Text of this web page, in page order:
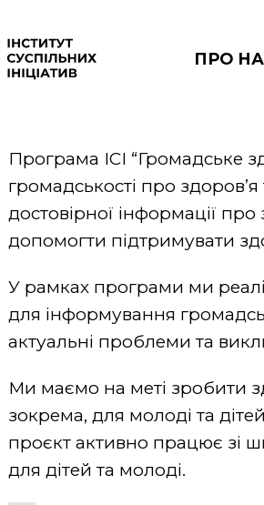
ПРО
Програма ІСІ “Громадське
громадськості про
достовірної інформації
допомогти підтримувати
У рамках програми ми
для інформування
актуальні проблеми та
Ми маємо на меті зробити
зокрема, для молоді та
проєкт активно працює зі
для дітей та молоді.